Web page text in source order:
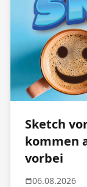
Sketch
kommen
vorbei
06.08.2026